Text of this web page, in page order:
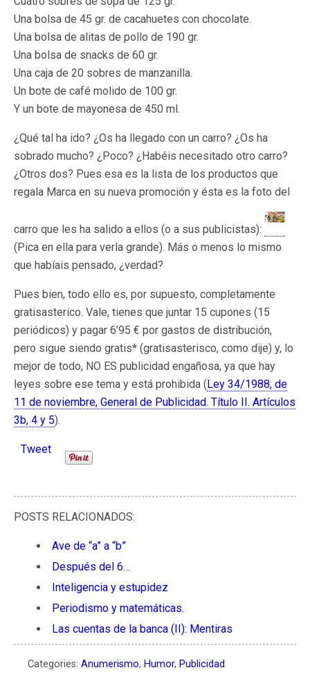
Una bolsa de 45 gr. de cacahuetes con chocolate.
Una bolsa de alitas de pollo de 190 gr.
Una bolsa de snacks de 60 gr.
Una caja de 20 sobres de manzanilla.
Un bote de café molido de 100 gr.
Y un bote de mayonesa de 450 ml.
¿Qué tal ha ido? ¿Os ha llegado con un carro? ¿Os ha
sobrado mucho? ¿Poco? ¿Habéis necesitado otro carro?
¿Otros dos? Pues esa es la lista de los productos que
regala Marca en su nueva promoción y ésta es la foto del
carro que les ha salido a ellos (o a sus publicistas):
(Pica en ella para verla grande). Más o menos lo mismo
que habíais pensado, ¿verdad?
Pues bien, todo ello es, por supuesto, completamente
gratisasterico. Vale, tienes que juntar 15 cupones (15
periódicos) y pagar 6’95 € por gastos de distribución,
pero sigue siendo gratis* (gratisasterisco, como dije) y, lo
mejor de todo, NO ES publicidad engañosa, ya que hay
leyes sobre ese tema y está prohibida (Ley 34/1988, de
11 de noviembre, General de Publicidad. Título II. Artículos
3b, 4 y 5).
Tweet
POSTS RELACIONADOS:
Ave de “a” a “b”
Después del 6…
Inteligencia y estupidez
Periodismo y matemáticas.
Las cuentas de la banca (II): Mentiras
Categories: Anumerismo, Humor, Publicidad